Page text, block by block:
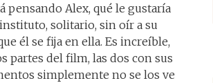
pensando Alex, qué le gustaría
solitario, sin oír a su
él se fija en ella. Es increíble,
partes del film, las dos con sus
simplemente no se los ve